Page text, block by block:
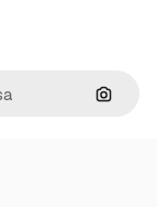
Cerca